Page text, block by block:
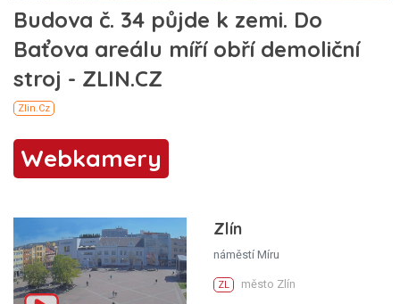
Webkamery
Zlín
náměstí Míru
ZL město Zlín